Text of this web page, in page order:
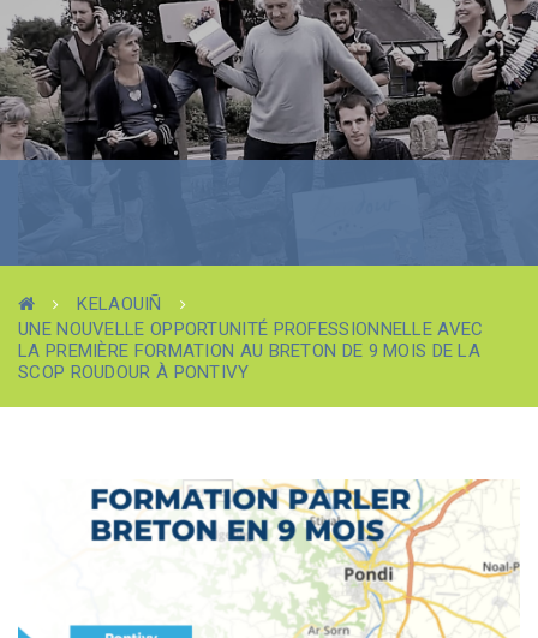
KELAOUIÑ
UNE NOUVELLE OPPORTUNITÉ PROFESSIONNELLE AVEC
LA PREMIÈRE FORMATION AU BRETON DE 9 MOIS DE LA
SCOP ROUDOUR À PONTIVY